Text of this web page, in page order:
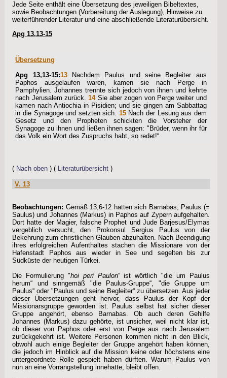
Jede Seite enthält eine Übersetzung des jeweiligen Bibeltextes,
sowie Beobachtungen (Vorbereitung der Auslegung), Hinweise zu
weiterführender Literatur und eine abschließende Literaturübersicht.
Apg 13,13-15
Übersetzung
Apg 13,13-15:13
Nachdem Paulus und seine Begleiter aus
Paphos ausgelaufen waren, kamen sie nach Perge in
Pamphylien. Johannes trennte sich jedoch von ihnen und kehrte
nach Jerusalem zurück.14 Sie aber zogen von Perge weiter und
kamen nach Antiochia in Pisidien; und sie gingen am Sabbattag
in die Synagoge und setzten sich. 15 Nach der Lesung aus dem
Gesetz und den Propheten schickten die Vorsteher der
Synagoge zu ihnen und ließen ihnen sagen: "Brüder, wenn ihr für
das Volk ein Wort des Zuspruchs habt, so redet!“
( Nach oben ) ( Literaturübersicht )
V. 13
Beobachtungen: Gemäß 13,6-12 hatten sich Barnabas, Paulus (=
Saulus) und Johannes (Markus) in Paphos auf Zypern aufgehalten.
Dort hatte der Magier, falsche Prophet und Jude Barjesus/Elymas
vergeblich versucht, den Prokonsul Sergius Paulus von der
Bekehrung zum christlichen Glauben abzuhalten. Nach Beendigung
ihres erfolgreichen Aufenthaltes stachen die Missionare von der
Hafenstadt Paphos aus wieder in See und segelten bis zur
Südküste der heutigen Türkei.
Die Formulierung "hoi peri Paulon“ ist wörtlich "die um Paulus
herum“ und sinngemäß "die Paulus-Gruppe“, "die Gruppe um
Paulus“ oder "Paulus und seine Begleiter“ zu übersetzen. Aus jeder
dieser Übersetzungen geht hervor, dass Paulus der Kopf der
Missionarsgruppe geworden ist. Paulus selbst hat sicher dieser
Gruppe angehört, ebenso Barnabas. Ob auch deren Gehilfe
Johannes (Markus) dazu gehörte, ist unsicher, weil nicht klar ist,
ob dieser von Paphos oder erst von Perge aus nach Jerusalem
zurückgekehrt ist. Weitere Personen kommen nicht in den Blick,
obwohl auch einige Begleiter der Gruppe angehört haben können,
die jedoch im Hinblick auf die Mission keine oder höchstens eine
untergeordnete Rolle gespielt haben dürften. Warum Paulus von
nun an eine Vorrangstellung innehatte, bleibt offen.